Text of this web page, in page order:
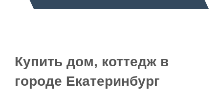
Купить дом, коттедж в
городе Екатеринбург